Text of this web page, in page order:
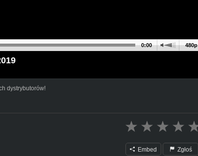
480p
0:00
dystrybutorów!
Embed Zgłoś